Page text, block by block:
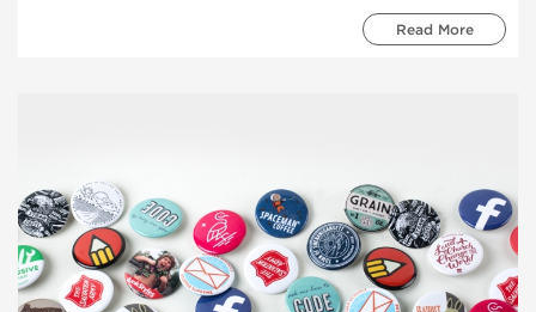
Read More